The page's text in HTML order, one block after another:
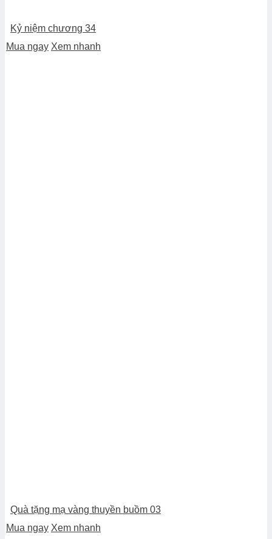
Kỷ niệm chương 34
Mua ngay Xem nhanh
Quà tặng mạ vàng thuyền buồm 03
Mua ngay Xem nhanh